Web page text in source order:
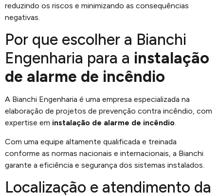
reduzindo os riscos e minimizando as consequências
negativas.
Por que escolher a Bianchi
Engenharia para a instalação
de alarme de incêndio
A Bianchi Engenharia é uma empresa especializada na
elaboração de projetos de prevenção contra incêndio, com
expertise em instalação de alarme de incêndio.
Com uma equipe altamente qualificada e treinada
conforme as normas nacionais e internacionais, a Bianchi
garante a eficiência e segurança dos sistemas instalados.
Localização e atendimento da